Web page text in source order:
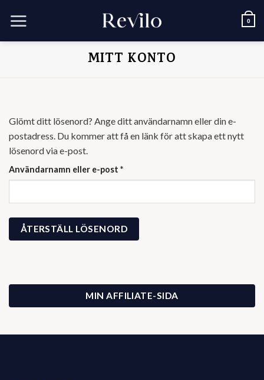
0
MITT KONTO
Glömt ditt lösenord? Ange ditt användarnamn eller din e-
postadress. Du kommer att få en länk för att skapa ett nytt
lösenord via e-post.
Användarnamn eller e-post *Obligatoriskt
ÅTERSTÄLL LÖSENORD
MIN AFFILIATE-SIDA